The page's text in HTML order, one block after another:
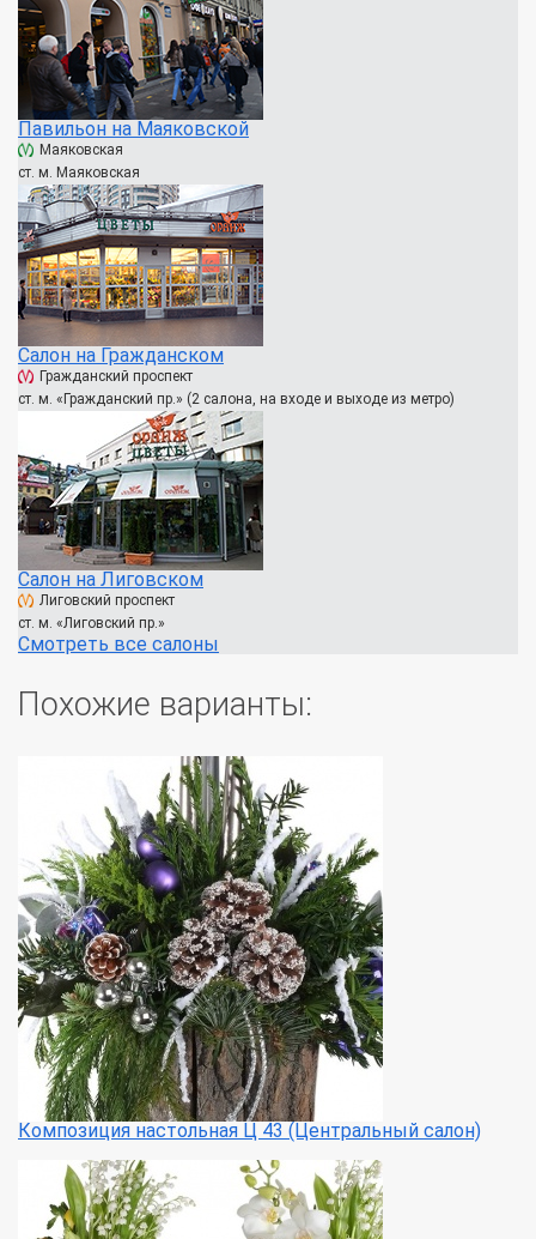
Павильон на Маяковской
Маяковская
ст. м. Маяковская
Салон на Гражданском
Гражданский проспект
ст. м. «Гражданский пр.» (2 салона, на входе и выходе из метро)
Салон на Лиговском
Лиговский проспект
ст. м. «Лиговский пр.»
Смотреть все салоны
Похожие варианты:
Композиция настольная Ц 43 (Центральный салон)